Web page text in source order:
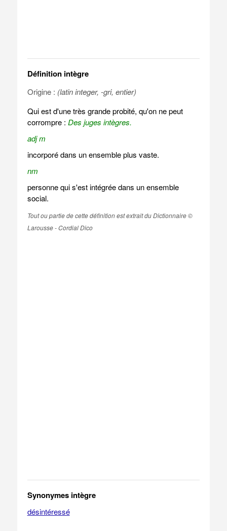
Définition intègre
Origine : (latin integer, -gri, entier)
Qui est d'une très grande probité, qu'on ne peut
corrompre : Des juges intègres.
adj m
incorporé dans un ensemble plus vaste.
nm
personne qui s'est intégrée dans un ensemble
social.
Tout ou partie de cette définition est extrait du Dictionnaire ©
Larousse - Cordial Dico
Synonymes intègre
désintéressé